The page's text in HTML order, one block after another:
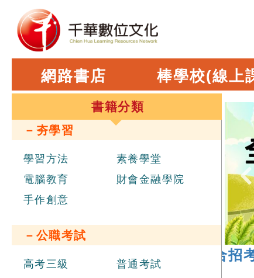
網路書店 棒學校(線上
書籍分類
－夯學習
學習方法
素養學堂
電腦教育
財會金融學院
手作創意
－公職考試
高考三級
普通考試
經濟部新進職員辦理聯合招考，